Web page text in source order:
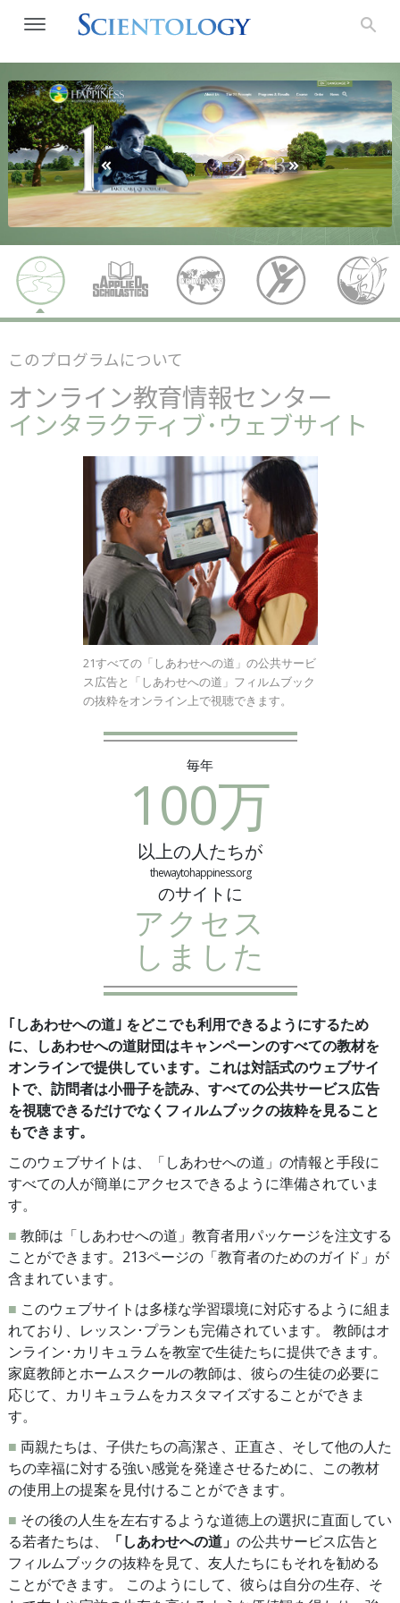
このプログラムについて
オンライン教育情報センター
インタラクティブ･ウェブサイト
21すべての「しあわせへの道」の公共サービ
ス広告と「しあわせへの道」フィルムブック
の抜粋をオンライン上で視聴できます。
毎年
100万
以上の人たちが
thewaytohappiness.org
のサイトに
アクセス
しました
｢しあわせへの道｣ をどこでも利用できるようにするため
に、しあわせへの道財団はキャンペーンのすべての教材を
オンラインで提供しています。これは対話式のウェブサイ
トで、訪問者は小冊子を読み、すべての公共サービス広告
を視聴できるだけでなくフィルムブックの抜粋を見ること
もできます。
このウェブサイトは、「しあわせへの道」の情報と手段に
すべての人が簡単にアクセスできるように準備されていま
す。
■ 教師は「しあわせへの道」教育者用パッケージを注文する
ことができます。213ページの「教育者のためのガイド」が
含まれています。
■ このウェブサイトは多様な学習環境に対応するように組ま
れており、レッスン･プランも完備されています。 教師はオ
ンライン･カリキュラムを教室で生徒たちに提供できます。
家庭教師とホームスクールの教師は、彼らの生徒の必要に
応じて、カリキュラムをカスタマイズすることができま
す。
■ 両親たちは、子供たちの高潔さ、正直さ、そして他の人た
ちの幸福に対する強い感覚を発達させるために、この教材
の使用上の提案を見付けることができます。
■ その後の人生を左右するような道徳上の選択に直面してい
る若者たちは、
「しあわせへの道」 の公共サービス広告と
フィルムブックの抜粋を見て、友人たちにもそれを勧める
ことができます。 このようにして、彼らは自分の生存、そ